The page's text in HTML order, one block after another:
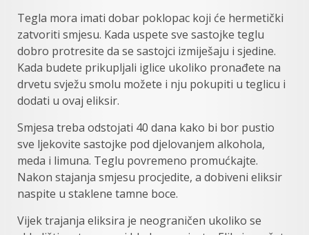
Tegla mora imati dobar poklopac koji će hermetički
zatvoriti smjesu. Kada uspete sve sastojke teglu
dobro protresite da se sastojci izmiješaju i sjedine.
Kada budete prikupljali iglice ukoliko pronađete na
drvetu svježu smolu možete i nju pokupiti u teglicu i
dodati u ovaj eliksir.
Smjesa treba odstojati 40 dana kako bi bor pustio
sve ljekovite sastojke pod djelovanjem alkohola,
meda i limuna. Teglu povremeno promućkajte.
Nakon stajanja smjesu procjedite, a dobiveni eliksir
naspite u staklene tamne boce.
Vijek trajanja eliksira je neograničen ukoliko se